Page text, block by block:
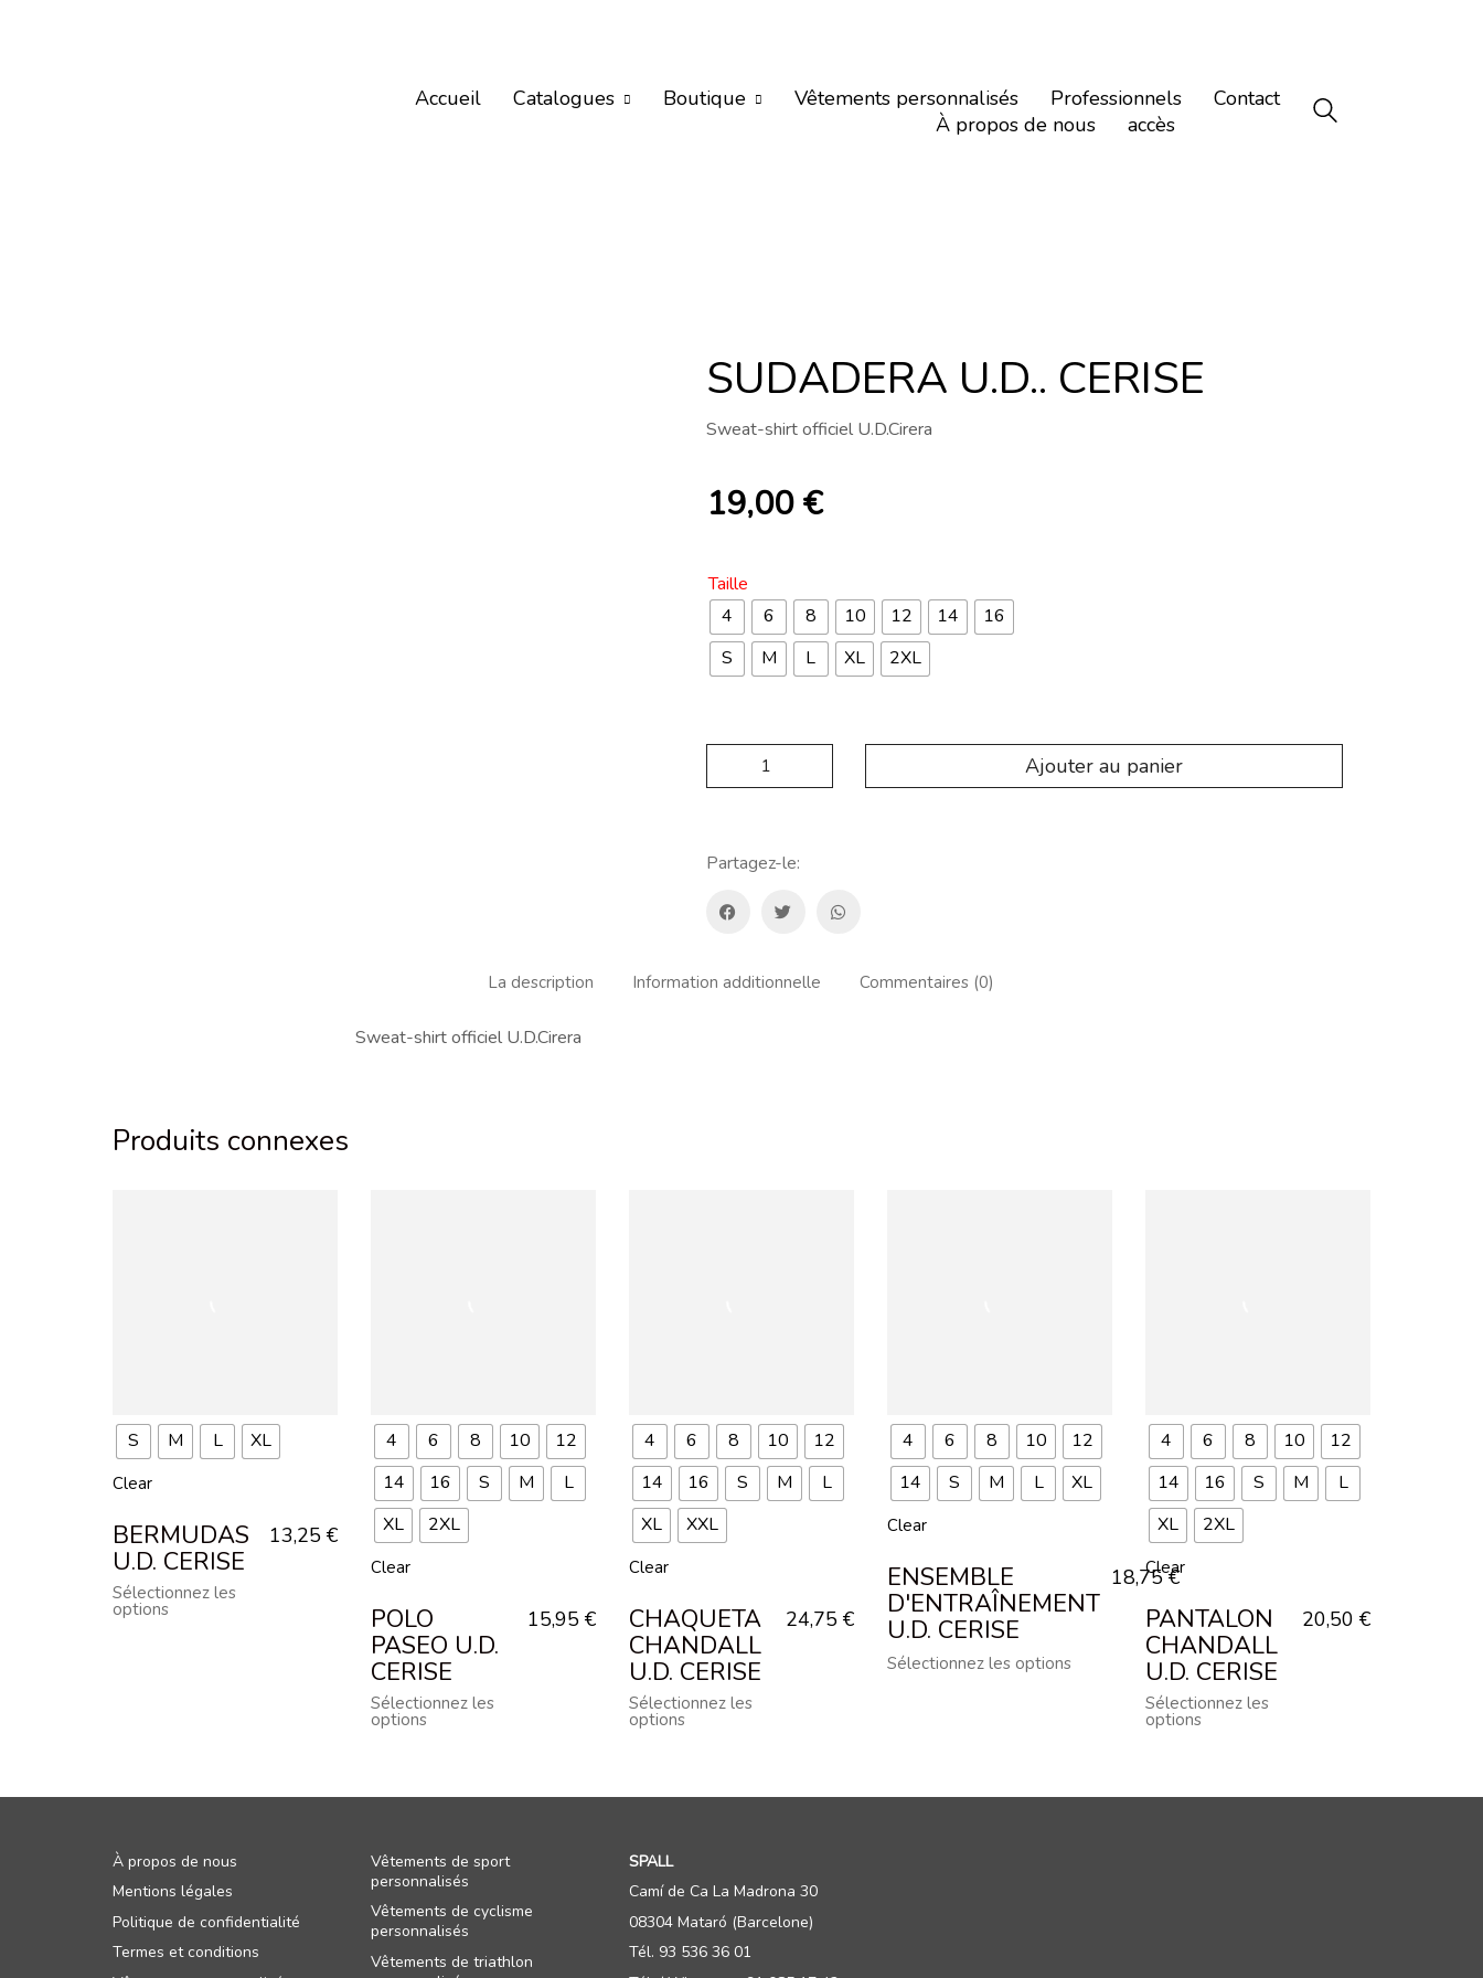
Accueil Catalogues Boutique Vêtements personnalisés Professionnels
Contact
À propos de nous
accès
SUDADERA U.D.. CERISE
Sweat-shirt officiel U.D.Cirera
19,00€
Taille
4
6 8 10 12 14
16
S
M L XL 2XL
Cirera
Ajouter au panier
Partagez-le:
La description Information additionnelle Commentaires (0)
Sweat-shirt officiel U.D.Cirera
Produits connexes
S M L XL
Clear
BERMUDAS
U.D. CERISE
Sélectionnez les
options
13,25 €
4 6 8 10
12
14
16 S M
L
XL
2XL
Clear
POLO
PASEO U.D.
CERISE
Sélectionnez les
options
15,95 €
4 6 8 10
12
14
16 S M
L
XL
XXL
Clear
CHAQUETA
CHANDALL
U.D. CERISE
Sélectionnez les
options
24,75 €
4 6 8 10
12
14
S M L XL
Clear
ENSEMBLE
D'ENTRAÎNEMENT
U.D. CERISE
Sélectionnez les options
18,75€
4 6 8 10
12
14
16 S M
L
XL
2XL
Clear
PANTALON
CHANDALL
U.D. CERISE
Sélectionnez les
options
20,50 €
À propos de nous
Mentions légales
Politique de confidentialité
Termes et conditions
Vêtements de sport
personnalisés
Vêtements de cyclisme
personnalisés
Vêtements de triathlon
SPALL
Camí de Ca La Madrona 30
08304 Mataró (Barcelone)
Tél. 93 536 36 01